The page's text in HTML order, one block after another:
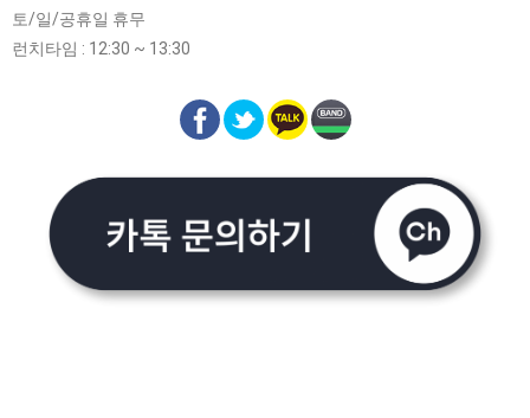
토/일/공휴일 휴무
런치타임 : 12:30 ~ 13:30